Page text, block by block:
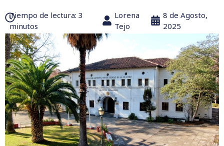
Tiempo de lectura:‎ 3
minutos
Lorena
Tejo
8 de Agosto,
2025